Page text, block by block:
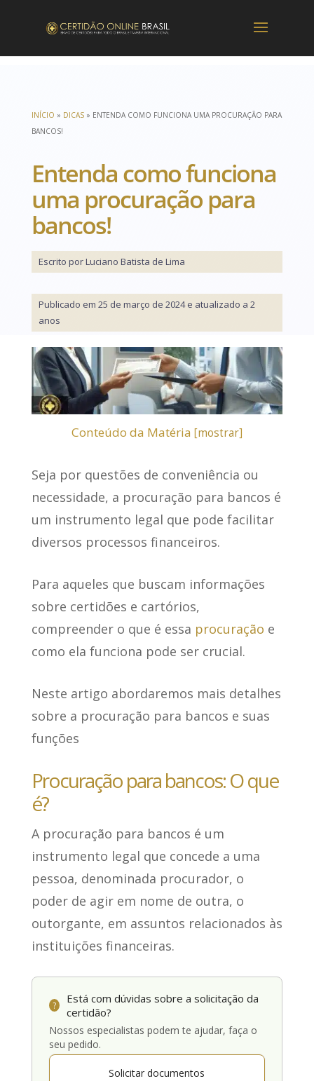
INÍCIO » DICAS» ENTENDA COMO FUNCIONA UMA PROCURAÇÃO PARA
BANCOS!
Entenda como funciona
uma procuração para
bancos!
Escrito por Luciano Batista de Lima
Publicado em 25 de março de 2024 e atualizado a 2
anos
Conteúdo da Matéria [mostrar]
Seja por questões de conveniência ou
necessidade, a procuração para bancos é
um instrumento legal que pode facilitar
diversos processos financeiros.
Para aqueles que buscam informações
sobre certidões e cartórios,
compreender o que é essa procuração e
como ela funciona pode ser crucial.
Neste artigo abordaremos mais detalhes
sobre a procuração para bancos e suas
funções
Procuração para bancos: O que
é?
A procuração para bancos é um
instrumento legal que concede a uma
pessoa, denominada procurador, o
poder de agir em nome de outra, o
outorgante, em assuntos relacionados às
instituições financeiras.
?
Está com dúvidas sobre a solicitação da
certidão?
Nossos especialistas podem te ajudar, faça o
seu pedido.
Solicitar documentos